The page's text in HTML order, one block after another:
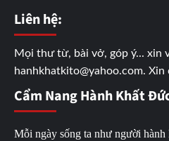
Liên hệ:
Mọi thư từ, bài vở, góp ý... xin
hanhkhatkito@yahoo.com.
Cẩm Nang Hành Khất
Mỗi ngày sống ta như người hành